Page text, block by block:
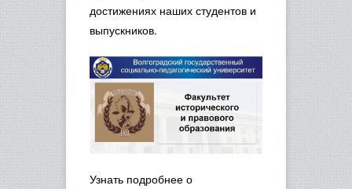
достижениях наших студентов и
выпускников.
Узнать подробнее о